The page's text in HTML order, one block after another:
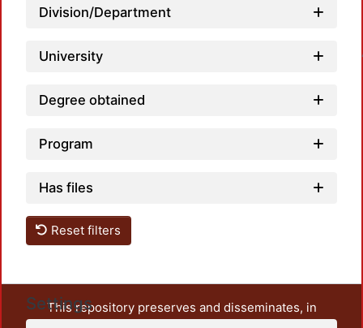
Division/Department
University
Degree obtained
Program
Has files
Reset filters
Settings
This repository preserves and disseminates, in